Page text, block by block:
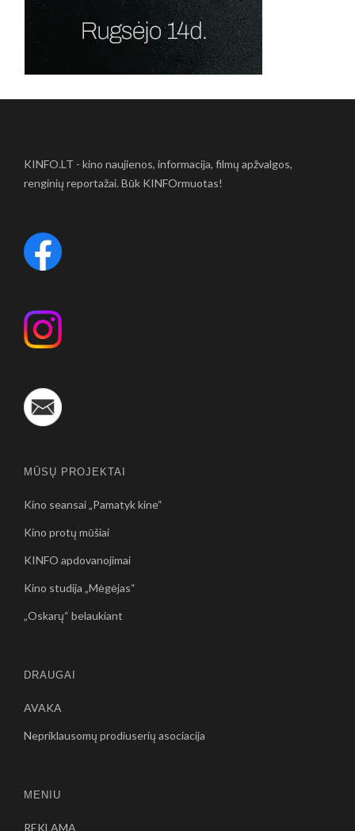
KINFO.LT - kino naujienos, informacija, filmų apžvalgos,
renginių reportažai. Būk KINFOrmuotas!
MŪSŲ PROJEKTAI
Kino seansai „Pamatyk kine“
Kino protų mūšiai
KINFO apdovanojimai
Kino studija „Mėgėjas“
„Oskarų“ belaukiant
DRAUGAI
AVAKA
Nepriklausomų prodiuserių asociacija
MENIU
REKLAMA